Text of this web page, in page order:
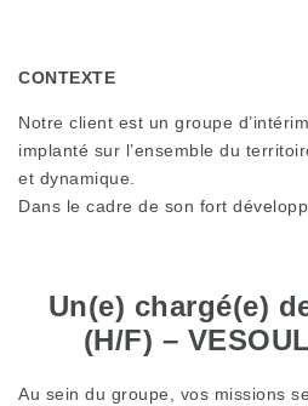
CONTEXTE
Notre client est un groupe
implanté sur l’ensemble du
et dynamique.
Dans le cadre de son fort
Un(e) chargé(e)
(H/F) –
Au sein du groupe, vos missions